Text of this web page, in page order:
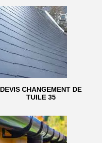
DEVIS CHANGEMENT DE
TUILE 35